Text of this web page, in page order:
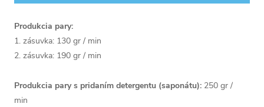
Produkcia pary:
1. zásuvka: 130 gr / min
2. zásuvka: 190 gr / min
Produkcia pary s pridaním detergentu (saponátu): 250 gr /
min